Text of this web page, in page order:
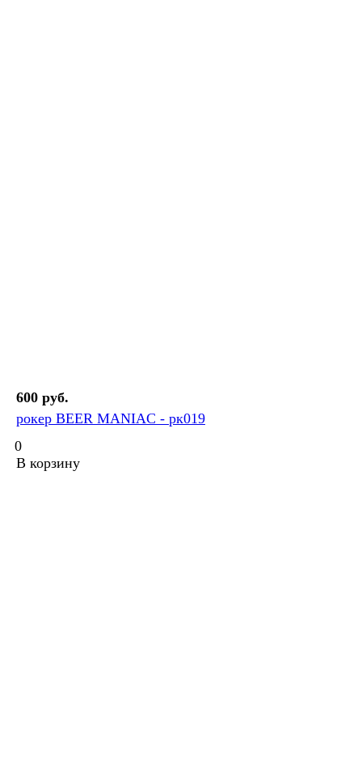
600 руб.
рокер BEER MANIAC - рк019
0
В корзину